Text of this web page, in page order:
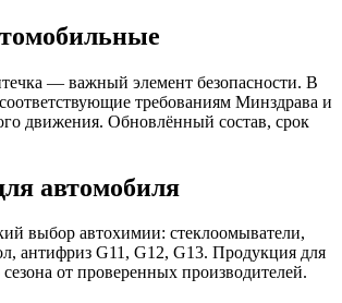
— важный элемент безопасности. В
требованиям Минздрава и
движения. Обновлённый состав, срок
автомобиля
выбор автохимии: стеклоомыватели,
антифриз G11, G12, G13. Продукция для
от проверенных производителей.